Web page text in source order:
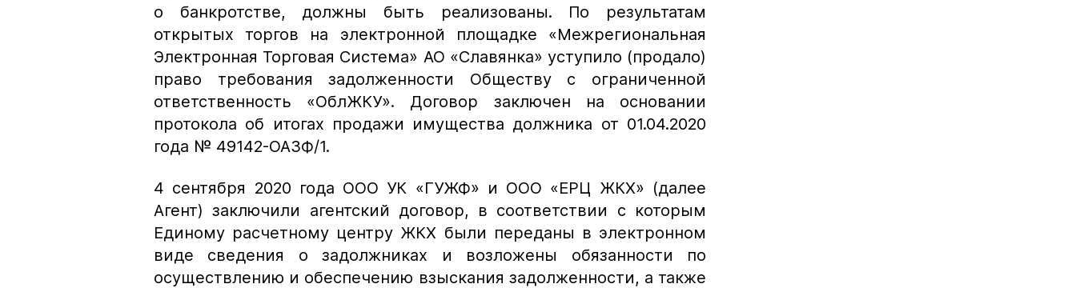
о банкротстве, должны быть реализованы. По результатам
открытых торгов на электронной площадке «Межрегиональная
Электронная Торговая Система» АО «Славянка» уступило (продало)
право требования задолженности Обществу с ограниченной
ответственность «ОблЖКУ». Договор заключен на основании
протокола об итогах продажи имущества должника от 01.04.2020
года № 49142-ОАЗФ/1.
4 сентября 2020 года ООО УК «ГУЖФ» и ООО «ЕРЦ ЖКХ» (далее
Агент) заключили агентский договор, в соответствии с которым
Единому расчетному центру ЖКХ были переданы в электронном
виде сведения о задолжниках и возложены обязанности по
осуществлению и обеспечению взыскания задолженности, а также